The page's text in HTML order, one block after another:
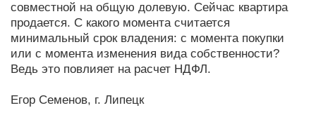
совместной на общую долевую. Сейчас квартира
продается. С какого момента считается
минимальный срок владения: с момента покупки
или с момента изменения вида собственности?
Ведь это повлияет на расчет НДФЛ.
Егор Семенов, г. Липецк